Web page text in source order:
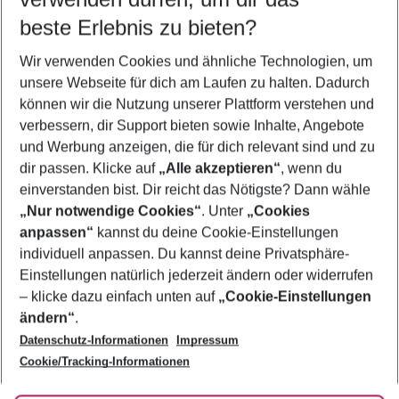
5-8 Nächte
2 Erwachsene Keine Kinder
Mehr Filter anzeigen
Footer
Footer navigation
Über uns
AGB
Bestpreisgarantie
Cookie-Einstellungen ändern
Cookie-Richtlinie
Agenturbetreuung
Barrierefreies Reisen
Folge uns
beste Erlebnis zu bieten?
Wir verwenden Cookies und ähnliche Technologien, um
unsere Webseite für dich am Laufen zu halten. Dadurch
können wir die Nutzung unserer Plattform verstehen und
verbessern, dir Support bieten sowie Inhalte, Angebote
und Werbung anzeigen, die für dich relevant sind und zu
dir passen. Klicke auf „Alle akzeptieren“, wenn du
einverstanden bist. Dir reicht das Nötigste? Dann wähle
„Nur notwendige Cookies“. Unter „Cookies
anpassen“ kannst du deine Cookie-Einstellungen
individuell anpassen. Du kannst deine Privatsphäre-
Einstellungen natürlich jederzeit ändern oder widerrufen
– klicke dazu einfach unten auf „Cookie-Einstellungen
ändern“.
Datenschutz-Informationen
Impressum
Cookie/Tracking-Informationen